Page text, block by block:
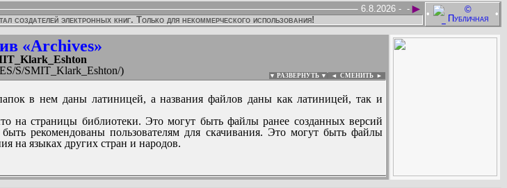
• •
►
-
6.8.2026 -
создателей электронных книг. Только для некоммерческого использования!
«Archives»
S/SMIT_Klark_Eshton/)
▼ РАЗВЕРНУТЬ ▼ ◄ СМЕНИТЬ ►
в нем даны латиницей, а названия файлов даны как латиницей, так и
страницы библиотеки. Это могут быть файлы ранее созданных версий
рекомендованы пользователям для скачивания. Это могут быть файлы
на языках других стран и народов.
: